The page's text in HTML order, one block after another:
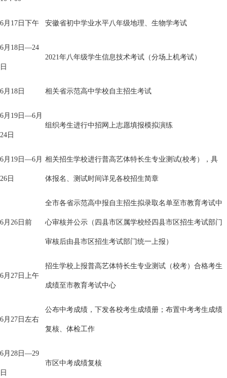
6月17日下午 安徽省初中学业水平八年级地理、生物学考试
6月18日—24
日
2021年八年级学生信息技术考试（分场上机考试）
6月18日 相关省示范高中学校自主招生考试
6月19日—6月
24日
组织考生进行中招网上志愿填报模拟演练
6月19日—6月
26日
相关招生学校进行普高艺体特长生专业测试(校考），具
体报名、测试时间详见各校招生简章
6月26日前
全市各省示范高中报自主招生拟录取名单至市教育考试中
心审核并公示（四县市区属学校经四县市区招生考试部门
审核后由县市区招生考试部门统一上报）
6月27日上午
招生学校上报普高艺体特长生专业测试（校考）合格考生
成绩至市教育考试中心
6月27日左右
公布中考成绩，下发各校考生成绩册；布置中考考生成绩
复核、体检工作
6月28日—29
日
市区中考成绩复核